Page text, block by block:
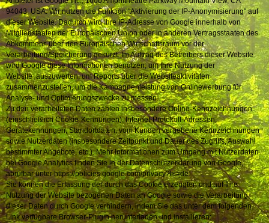
94043, USA. Wir nutzen die Funktion "Aktivierung der IP-Anonymisierung" auf
dieser Website. Dadurch wird Ihre IP-Adresse von Google innerhalb von
Mitgliedstaaten der Europäischen Union oder in anderen Vertragsstaaten des
Abkommens über den Europäischen Wirtschaftsraum vor der
Verarbeitung/Speicherung gekürzt. Im Auftrag des Betreibers dieser Website
wird Google diese Informationen benutzen, um Ihre Nutzung der
Website auszuwerten, um Reports über die Websiteaktivitäten
zusammenzustellen, um die Kampagnenleistung von Onlinewerbung für
Analyse- und Optimierungszwecke zu messen.
Zu den verarbeiteten Daten zählen insbesondere Online-Kennzeichnungen
(einschließlich Cookie-Kennungen), Internet-Protokoll-Adressen,
Gerätekennungen, Standortdaten, vom Kunden vergebene Kennzeichnungen
sowie Nutzerdaten (insbesondere Zeitpunkt und Dauer des Zugriffs, Auswahl
bestimmter Angebote, etc.). Mehr Informationen zum Umgang mit Nutzerdaten
bei Google Analytics finden Sie in der Datenschutzerklärung von Google,
abrufbar unter https://policies.google.com/privacy?hl=de.
Sie können die Erfassung der durch das Cookie erzeugten und auf Ihre
Nutzung der Website bezogenen Daten an Google sowie die Verarbeitung
dieser Daten durch Google verhindern, indem Sie das unter dem folgenden
Link verfügbare Browser-Plugin herunterladen und installieren: